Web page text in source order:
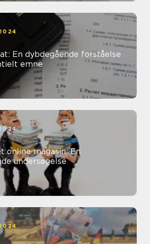
En dybdegående forståelse
emne
online magasin: En
undersøgelse